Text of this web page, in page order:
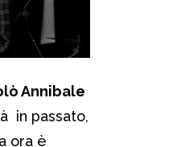
Annibale
in passato,
ora è